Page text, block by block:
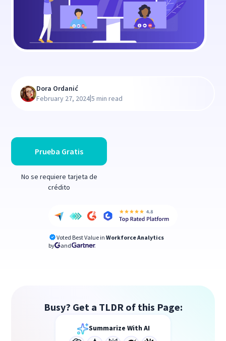
Prueba Gratis
No se requiere tarjeta de
crédito
Voted Best Value in Workforce Analytics
by
and
Dora Ordanić
February 27, 2024|5 min read
Busy? Get a TLDR of this Page:
Summarize With AI